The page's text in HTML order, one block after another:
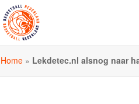
Home » Lekdetec.nl alsnog naar